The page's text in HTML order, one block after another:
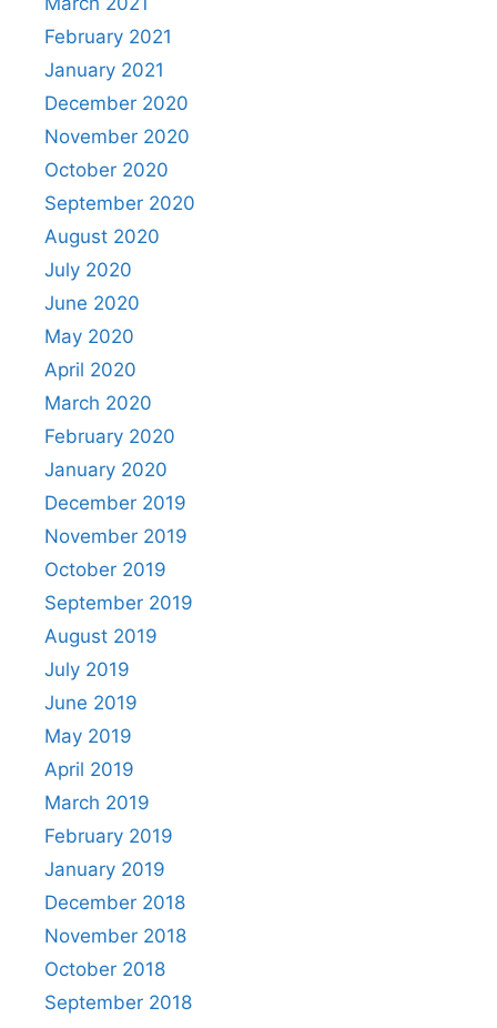
February 2021
January 2021
December 2020
November 2020
October 2020
September 2020
August 2020
July 2020
June 2020
May 2020
April 2020
March 2020
February 2020
January 2020
December 2019
November 2019
October 2019
September 2019
August 2019
July 2019
June 2019
May 2019
April 2019
March 2019
February 2019
January 2019
December 2018
November 2018
October 2018
September 2018